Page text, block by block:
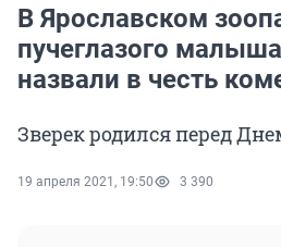
В Ярославском
пучеглазого
назвали в честь
Зверек родился перед
19 апреля 2021, 19:50 3 390